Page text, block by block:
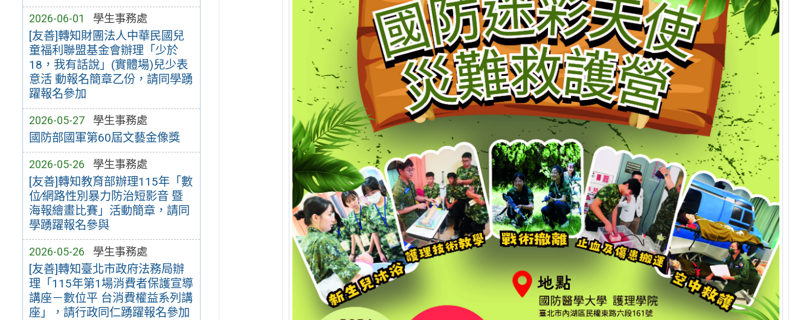
2026-06-01 學生事務處
[友善]轉知財團法人中華民國兒
童福利聯盟基金會辦理「少於
18，我有話說」(實體場)兒少表
意活 動報名簡章乙份，請同學踴
躍報名參加
2026-05-27 學生事務處
國防部國軍第60屆文藝金像獎
2026-05-26 學生事務處
[友善]轉知教育部辦理115年「數
位∕網路性別暴力防治短影音 暨
海報繪畫比賽」活動簡章，請同
學踴躍報名參與
2026-05-26 學生事務處
[友善]轉知臺北市政府法務局辦
理「115年第1場消費者保護宣導
講座－數位平 台消費權益系列講
座」，請行政同仁踴躍報名參加